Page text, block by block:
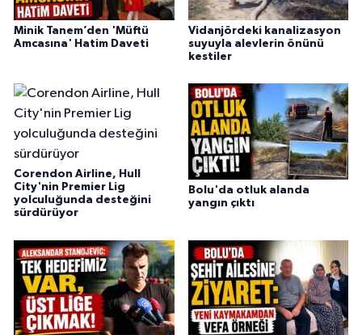
Minik Tanem’den 'Müftü
Amcasına' Hatim Daveti
Vidanjördeki kanalizasyon
suyuyla alevlerin önünü
kestiler
Corendon Airline, Hull
City'nin Premier Lig
yolculuğunda desteğini
sürdürüyor
Bolu'da otluk alanda
yangın çıktı